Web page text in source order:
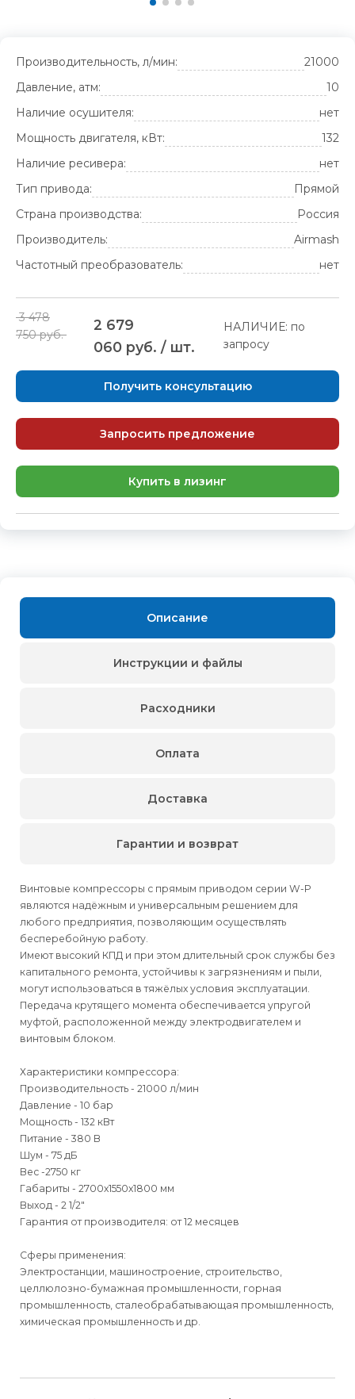
Производительность, л/мин:
21000
Давление, атм:
10
Наличие осушителя:
нет
Мощность двигателя, кВт:
132
Наличие ресивера:
нет
Тип привода:
Прямой
Страна производства:
Россия
Производитель:
Airmash
Частотный преобразователь:
нет
3 478
750 руб.
2 679
060 руб. / шт.
НАЛИЧИЕ: по
запросу
Получить консультацию
Запросить предложение
Купить в лизинг
Описание
Винтовые компрессоры с прямым приводом серии W-P
являются надёжным и универсальным решением для
любого предприятия, позволяющим осуществлять
бесперебойную работу.
Имеют высокий КПД и при этом длительный срок службы без
капитального ремонта, устойчивы к загрязнениям и пыли,
могут использоваться в тяжёлых условия эксплуатации.
Передача крутящего момента обеспечивается упругой
муфтой, расположенной между электродвигателем и
винтовым блоком.
Характеристики компрессора:
Производительность - 21000 л/мин
Давление - 10 бар
Мощность - 132 кВт
Питание - 380 В
Шум - 75 дБ
Вес -2750 кг
Габариты - 2700х1550х1800 мм
Выход - 2 1/2"
Гарантия от производителя: от 12 месяцев
Сферы применения:
Электростанции, машиностроение, строительство,
целлюлозно-бумажная промышленности, горная
промышленность, сталеобрабатывающая промышленность,
химическая промышленность и др.
Инструкции и файлы
Расходники
Оплата
лиц
Доставка
Способыдоставки
Гарантии и возврат
лиц